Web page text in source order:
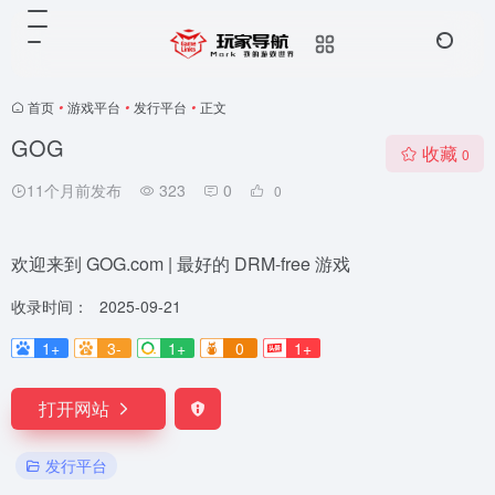
首页 • 游戏平台 • 发行平台 • 正文
GOG
11个月前发布 323 0 0
收藏 0
欢迎来到 GOG.com | 最好的 DRM-free 游戏
收录时间：
2025-09-21
1+
3- 1+ 0 1+
打开网站
发行平台